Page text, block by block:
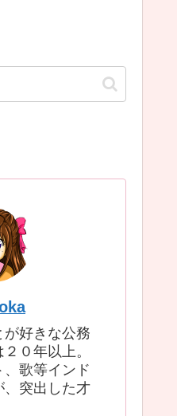
が好きな公務
０年以上。
、歌等インド
、突出した才